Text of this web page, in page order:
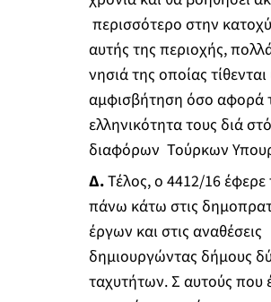
περισσότερο στην
αυτής της περιοχής,
νησιά της οποίας
αμφισβήτηση όσο αφορά
ελληνικότητα τους διά
διαφόρων Τούρκων
Δ.Τέλος, ο 4412/16 έφερε
πάνω κάτω στις
έργων και στις αναθέσεις
δημιουργώντας δήμους
ταχυτήτων. Σ αυτούς που